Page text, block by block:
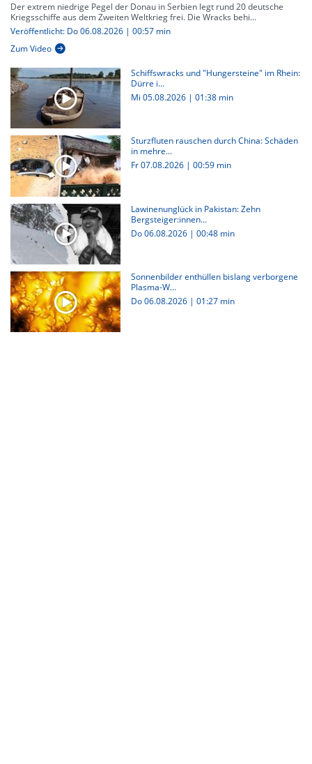
Der extrem niedrige Pegel der Donau in Serbien legt rund 20 deutsche
Kriegsschiffe aus dem Zweiten Weltkrieg frei. Die Wracks behi...
Veröffentlicht: Do 06.08.2026 | 00:57 min
Zum Video
Schiffswracks und "Hungersteine" im Rhein:
Dürre i...
Mi 05.08.2026 | 01:38 min
Sturzfluten rauschen durch China: Schäden
in mehre...
Fr 07.08.2026 | 00:59 min
Lawinenunglück in Pakistan: Zehn
Bergsteiger:innen...
Do 06.08.2026 | 00:48 min
Sonnenbilder enthüllen bislang verborgene
Plasma-W...
Do 06.08.2026 | 01:27 min